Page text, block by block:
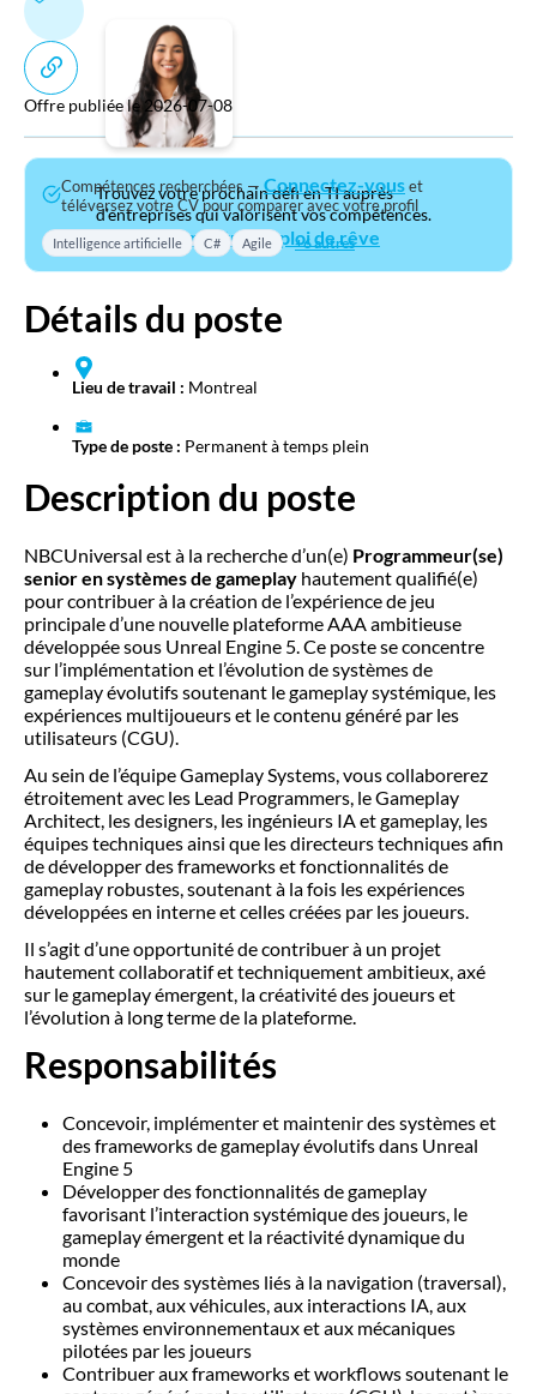
Trouvez votre prochain défi en TI auprès
d’entreprises qui valorisent vos compétences.
Rechercher votre emploi de rêve
Offre publiée le 2026-07-08
Compétences recherchées — Connectez-vouset
téléversez votre CV pour comparer avec votre profil
Intelligence artificielle C# Agile +6 autres
Détails du poste
Lieu de travail : Montreal
Type de poste : Permanent à temps plein
Description du poste
NBCUniversal est à la recherche d’un(e) Programmeur(se)
senior en systèmes de gameplay hautement qualifié(e)
pour contribuer à la création de l’expérience de jeu
principale d’une nouvelle plateforme AAA ambitieuse
développée sous Unreal Engine 5. Ce poste se concentre
sur l’implémentation et l’évolution de systèmes de
gameplay évolutifs soutenant le gameplay systémique, les
expériences multijoueurs et le contenu généré par les
utilisateurs (CGU).
Au sein de l’équipe Gameplay Systems, vous collaborerez
étroitement avec les Lead Programmers, le Gameplay
Architect, les designers, les ingénieurs IA et gameplay, les
équipes techniques ainsi que les directeurs techniques afin
de développer des frameworks et fonctionnalités de
gameplay robustes, soutenant à la fois les expériences
développées en interne et celles créées par les joueurs.
Il s’agit d’une opportunité de contribuer à un projet
hautement collaboratif et techniquement ambitieux, axé
sur le gameplay émergent, la créativité des joueurs et
l’évolution à long terme de la plateforme.
Responsabilités
Concevoir, implémenter et maintenir des systèmes et
des frameworks de gameplay évolutifs dans Unreal
Engine 5
Développer des fonctionnalités de gameplay
favorisant l’interaction systémique des joueurs, le
gameplay émergent et la réactivité dynamique du
monde
Concevoir des systèmes liés à la navigation (traversal),
au combat, aux véhicules, aux interactions IA, aux
systèmes environnementaux et aux mécaniques
pilotées par les joueurs
Contribuer aux frameworks et workflows soutenant le